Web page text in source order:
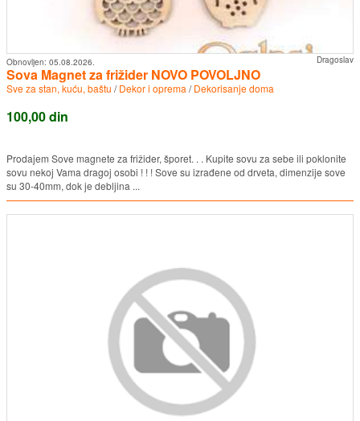
Dragoslav
Obnovljen: 05.08.2026.
Sova Magnet za frižider NOVO POVOLJNO
Sve za stan, kuću, baštu /Dekor i oprema /Dekorisanje doma
100,00 din
Prodajem Sove magnete za frižider, šporet. . . Kupite sovu za sebe ili poklonite
sovu nekoj Vama dragoj osobi ! ! ! Sove su izrađene od drveta, dimenzije sove
su 30-40mm, dok je debljina ...